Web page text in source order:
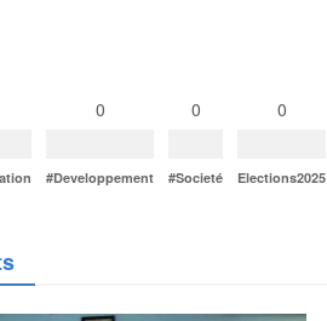
0
#Developpement
0
#Societé
0
Elections2025